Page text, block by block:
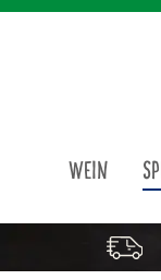
WEIN
Vorteile überspringen